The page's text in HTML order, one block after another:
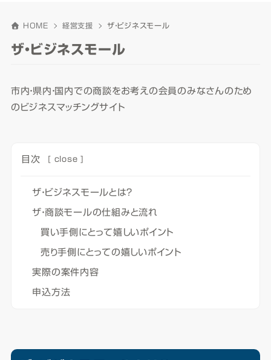
HOME 経営支援 ザ・ビジネスモール
ザ・ビジネスモール
市内・県内・国内での商談をお考えの会員のみなさんのため
のビジネスマッチングサイト
目次 [ close ]
ザ・ビジネスモールとは？
ザ・商談モールの仕組みと流れ
買い手側にとって嬉しいポイント
売り手側にとっての嬉しいポイント
実際の案件内容
申込方法